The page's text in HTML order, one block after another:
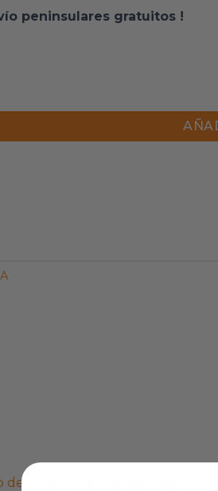
peninsulares gratuitos !